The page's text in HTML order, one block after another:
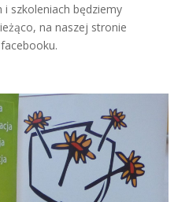
i szkoleniach będziemy
na naszej stronie